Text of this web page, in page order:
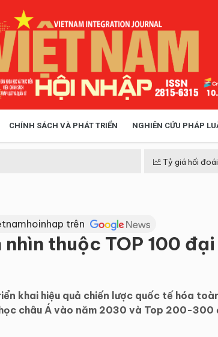
CHÍNH SÁCH VÀ PHÁT TRIỂN NGHIÊN CỨU PHÁP
Tỷ giá hối
trên
thuộc TOP 100 đại
khai hiệu quả chiến lược quốc tế hóa
châu Á vào năm 2030 và Top 200-300